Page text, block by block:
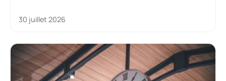
30 juillet 2026